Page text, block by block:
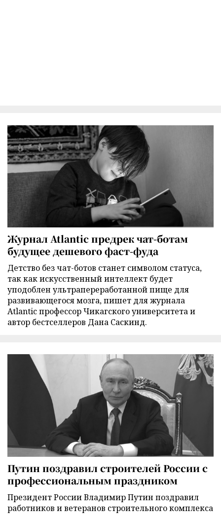
Журнал Atlantic предрек чат-ботам
будущее дешевого фаст-фуда
Детство без чат-ботов станет символом статуса,
так как искусственный интеллект будет
уподоблен ультрапереработанной пище для
развивающегося мозга, пишет для журнала
Atlantic профессор Чикагского университета и
автор бестселлеров Дана Саскинд.
Путин поздравил строителей России с
профессиональным праздником
Президент России Владимир Путин поздравил
работников и ветеранов строительного комплекса